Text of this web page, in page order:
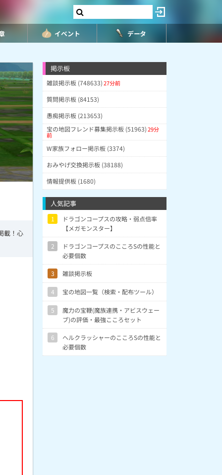
イベント データ
載！心
掲示板
雑談掲示板 (748633)27分前
質問掲示板 (84153)
愚痴掲示板 (213653)
宝の地図フレンド募集掲示板 (51963)29分
前
W家族フォロー掲示板 (3374)
おみやげ交換掲示板 (38188)
情報提供板 (1680)
人気記事
1
ドラゴンコープスの攻略・弱点倍率
【メガモンスター】
2
ドラゴンコープスのこころSの性能と
必要個数
3 雑談掲示板
4 宝の地図一覧（検索・配布ツール）
5
魔力の宝鞭(魔族連携・アビスウェー
ブ)の評価・最強こころセット
6
ヘルクラッシャーのこころSの性能と
必要個数